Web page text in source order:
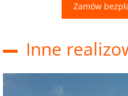
Zamów
Inne